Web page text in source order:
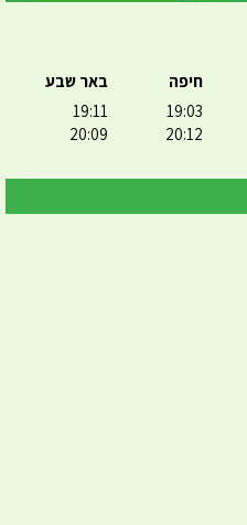
חיפה
19:03
20:12
באר שבע
19:11
20:09